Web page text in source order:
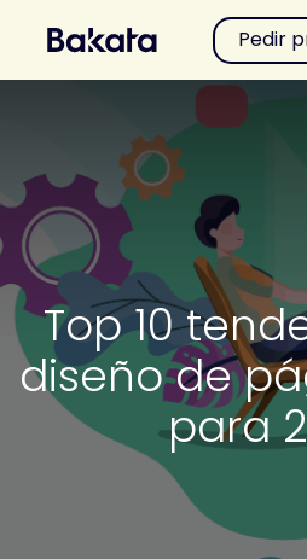
Pedir
Top 10
diseño de
para